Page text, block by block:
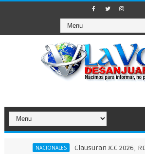
NACIONALES Clausuran JCC 2026; RD